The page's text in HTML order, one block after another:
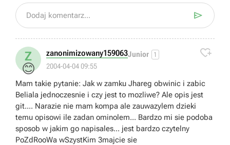
Dodaj komentarz... 
Z
😊
zanonimizowany159063Junior 1
2004-04-04 09:55

Mam takie pytanie: Jak w zamku Jhareg obwinic i zabic
Beliala jednoczesnie i czy jest to mozliwe? Ale opis jest
git.... Narazie nie mam kompa ale zauwazylem dzieki
temu opisowi ile zadan ominolem... Bardzo mi sie podoba
sposob w jakim go napisales... jest bardzo czytelny
PoZdRooWa wSzystKim 3majcie sie